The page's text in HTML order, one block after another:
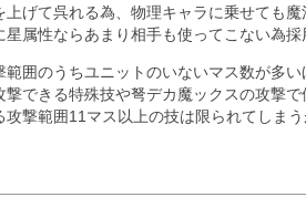
上げて呉れる為、物理キャラに乗せても
星属性ならあまり相手も使ってこない為
範囲のうちユニットのいないマス数が多
できる特殊技や弩デカ魔ックスの攻撃
撃範囲11マス以上の技は限られてしま